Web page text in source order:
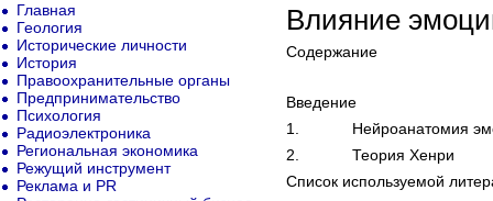
Влияние
Содержание
Введение
1. Нейроанатомия
2. Теория Хенри
Список используемой
Главная
Геология
Исторические личности
История
Правоохранительные органы
Предпринимательство
Психология
Радиоэлектроника
Региональная экономика
Режущий инструмент
Реклама и PR